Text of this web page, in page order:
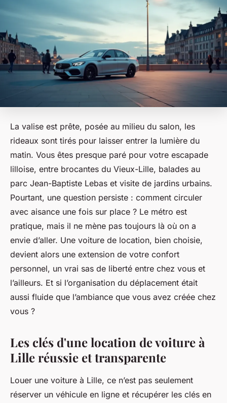
La valise est prête, posée au milieu du salon, les
rideaux sont tirés pour laisser entrer la lumière du
matin. Vous êtes presque paré pour votre escapade
lilloise, entre brocantes du Vieux-Lille, balades au
parc Jean-Baptiste Lebas et visite de jardins urbains.
Pourtant, une question persiste : comment circuler
avec aisance une fois sur place ? Le métro est
pratique, mais il ne mène pas toujours là où on a
envie d’aller. Une voiture de location, bien choisie,
devient alors une extension de votre confort
personnel, un vrai sas de liberté entre chez vous et
l’ailleurs. Et si l’organisation du déplacement était
aussi fluide que l’ambiance que vous avez créée chez
vous ?
Les clés d'une location de voiture à
Lille réussie et transparente
Louer une voiture à Lille, ce n’est pas seulement
réserver un véhicule en ligne et récupérer les clés en